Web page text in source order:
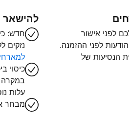
לפני אישור
לפני ההזמנה.
הנסיעות של
להישאר
נזקים
במקרה
עלות
מבחר